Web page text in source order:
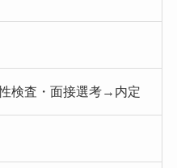
検査・面接選考→内定